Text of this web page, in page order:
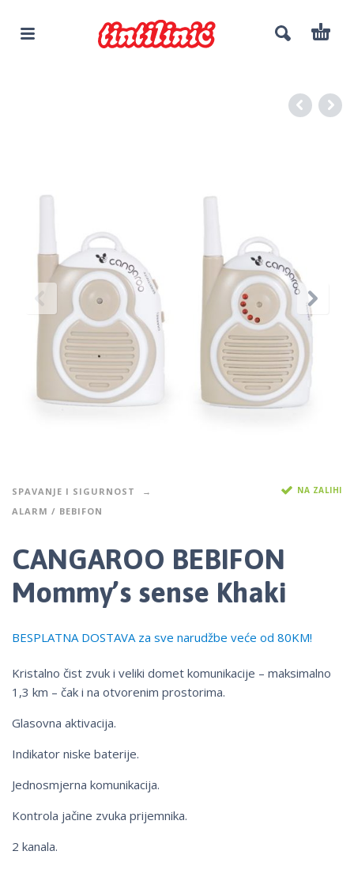
SPAVANJE I SIGURNOST
ALARM / BEBIFON
NA ZALIHI
CANGAROO BEBIFON
Mommy’s sense Khaki
BESPLATNA DOSTAVA za sve narudžbe veće od 80KM!
Kristalno čist zvuk i veliki domet komunikacije – maksimalno
1,3 km – čak i na otvorenim prostorima.
Glasovna aktivacija.
Indikator niske baterije.
Jednosmjerna komunikacija.
Kontrola jačine zvuka prijemnika.
2 kanala.